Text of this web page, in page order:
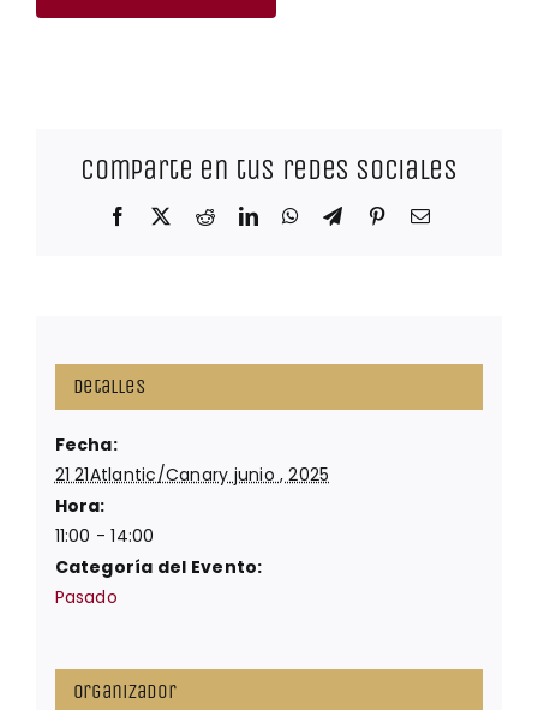
Comparte en tus redes sociales
Facebook RedditLinkedInWhatsApp
TelegramPinterestCorreo
Detalles
Fecha:
21 21Atlantic/Canary junio , 2025
Hora:
11:00 - 14:00
Categoría del Evento:
Pasado
Organizador